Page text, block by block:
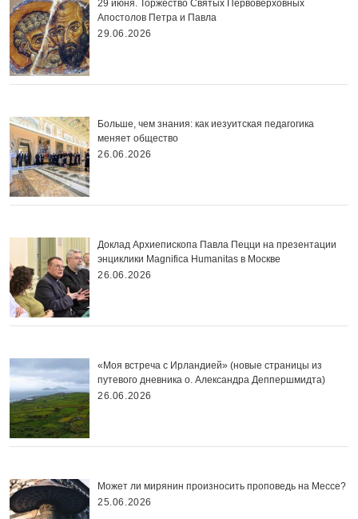
29 июня. Торжество Святых Первоверховных
Апостолов Петра и Павла
29.06.2026
Больше, чем знания: как иезуитская педагогика
меняет общество
26.06.2026
Доклад Архиепископа Павла Пецци на презентации
энциклики Magnifica Нumanitas в Москве
26.06.2026
«Моя встреча с Ирландией» (новые страницы из
путевого дневника о. Александра Деппершмидта)
26.06.2026
Может ли мирянин произносить проповедь на Мессе?
25.06.2026